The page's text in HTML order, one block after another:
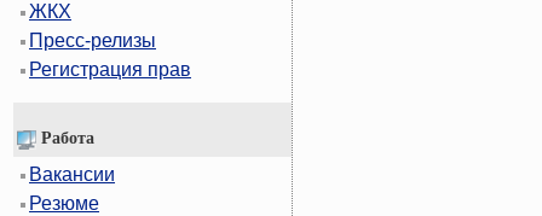
ЖКХ
Пресс-релизы
Регистрация прав
Работа
Вакансии
Резюме